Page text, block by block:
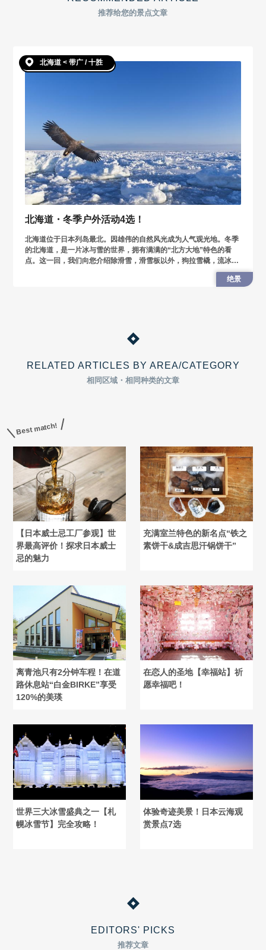
推荐给您的景点文章
北海道 < 带广 / 十胜
北海道・冬季户外活动4选！
北海道位于日本列岛最北。因雄伟的自然风光成为人气观光地。冬季
的北海道，是一片冰与雪的世界，拥有满满的“北方大地”特色的看
点。这一回，我们向您介绍除滑雪，滑雪板以外，狗拉雪橇，流冰破
绝景
RELATED ARTICLES BY AREA/CATEGORY
相同区域・相同种类的文章
Best match!
【日本威士忌工厂参观】世
界最高评价！探求日本威士
忌的魅力
充满室兰特色的新名点“铁之
素饼干&成吉思汗锅饼干”
离青池只有2分钟车程！在道
路休息站“白金BIRKE”享受
120%的美瑛
在恋人的圣地【幸福站】祈
愿幸福吧！
世界三大冰雪盛典之一【札
幌冰雪节】完全攻略！
体验奇迹美景！日本云海观
赏景点7选
EDITORS' PICKS
推荐文章